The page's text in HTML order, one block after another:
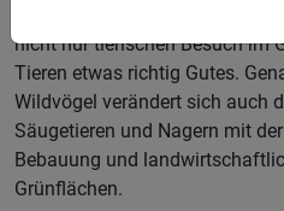
nicht nur tierischen Besuch im
Tieren etwas richtig Gutes.
Wildvögel verändert sich auch
Säugetieren und Nagern mit
Bebauung und
Grünflächen.